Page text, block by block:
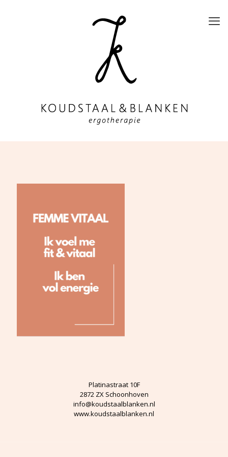
Platinastraat 10F
2872 ZX Schoonhoven
info@koudstaalblanken.nl
www.koudstaalblanken.nl